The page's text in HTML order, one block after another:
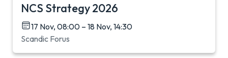
NCS Strategy 2026
17 Nov, 08:00 – 18 Nov, 14:30
Scandic Forus